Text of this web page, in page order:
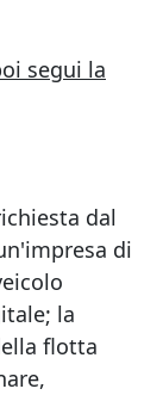
segui la
dal
di
la
flotta